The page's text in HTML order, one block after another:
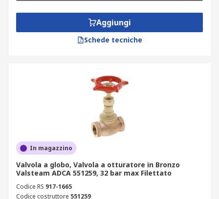
Aggiungi
Schede tecniche
In magazzino
Valvola a globo, Valvola a otturatore in Bronzo
Valsteam ADCA 551259, 32 bar max Filettato
Codice RS 917-1665
Codice costruttore 551259